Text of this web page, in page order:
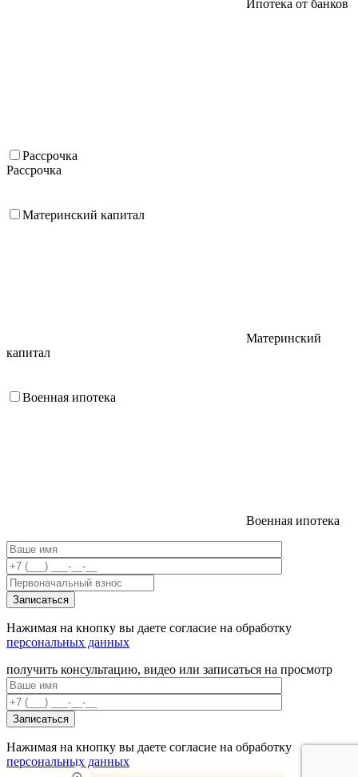
Ипотека от банков
Рассрочка
Рассрочка
Материнский капитал
Материнский
капитал
Военная ипотека
Военная ипотека
Нажимая на кнопку вы даете согласие на обработку
персональных данных
получить консультацию, видео или записаться на просмотр
Нажимая на кнопку вы даете согласие на обработку
персональных данных